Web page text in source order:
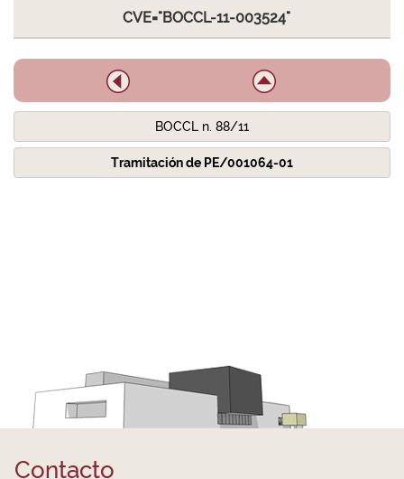
CVE="BOCCL-11-003524"
BOCCL n. 88/11
Tramitación de PE/001064-01
Contacto